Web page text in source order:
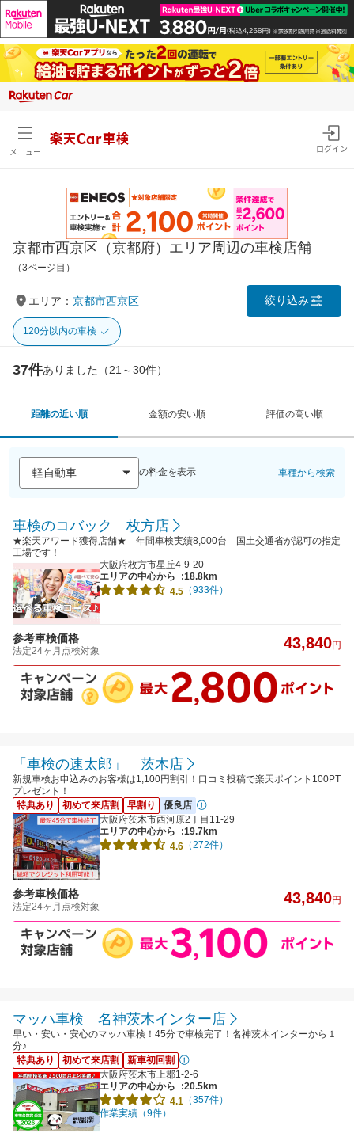
メニュー
楽天Car車検
ログイン
京都市西京区（京都府）エリア周辺の車検店舗
（3ページ目）
エリア： 京都市西京区 絞り込み
120分以内の車検
37件ありました（21～30件）
距離の近い順 金額の安い順 評価の高い順
の料金を表示 車種から検索
車検のコバック 枚方店
★楽天アワード獲得店舗★ 年間車検実績8,000台 国土交通省が認可の指定
工場です！
大阪府枚方市星丘4-9-20
エリアの中心から
:18.8km
4.5 （933件）
参考車検価格
法定24ヶ月点検対象 43,840円
「車検の速太郎」 茨木店
新規車検お申込みのお客様は1,100円割引！口コミ投稿で楽天ポイント100PT
プレゼント！
特典あり
初めて来店割 早割り
優良店
大阪府茨木市西河原2丁目11-29
エリアの中心から
:19.7km
4.6 （272件）
参考車検価格
法定24ヶ月点検対象 43,840円
マッハ車検 名神茨木インター店
早い・安い・安心のマッハ車検！45分で車検完了！名神茨木インターから１
分♪
特典あり
初めて来店割
新車初回割
大阪府茨木市上郡1-2-6
エリアの中心から
:20.5km
4.1 （357件）
作業実績（9件）